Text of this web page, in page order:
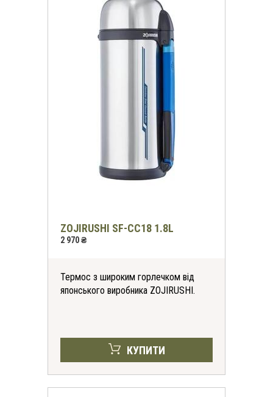
ZOJIRUSHI SF-CС18 1.8L
2 970 ₴
Термос з широким горлечком від
японського виробника ZOJIRUSHI.
КУПИТИ